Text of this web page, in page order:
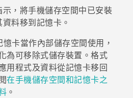
，將手機儲存空間中已安裝
料移到記憶卡。
卡當作內部儲存空間使用，
為可移除式儲存裝置。格式
用程式及資料從記憶卡移回
在手機儲存空間和記憶卡之
。